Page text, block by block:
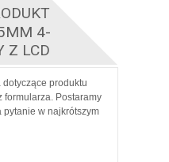
4-
Z LCD
produktu
formularza. Postaramy
w najkrótszym